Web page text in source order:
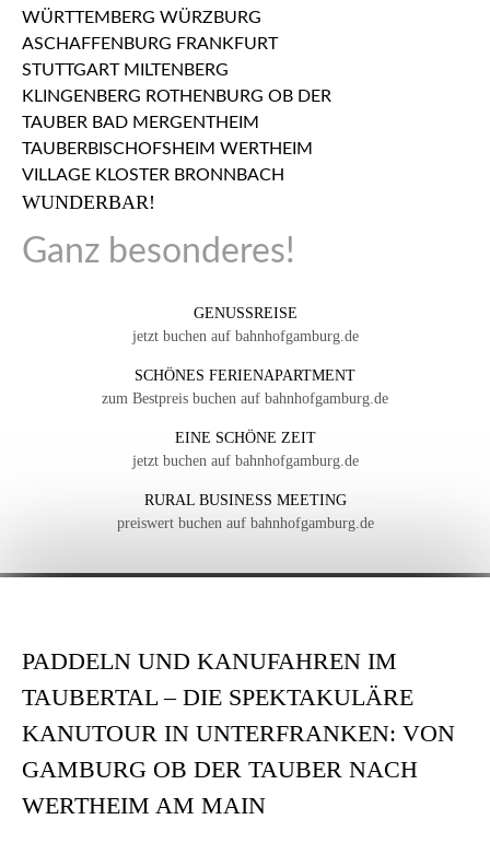
WUNDERBAR!
Ganz besonderes!
GENUSSREISE
jetzt buchen auf bahnhofgamburg.de
SCHÖNES FERIENAPARTMENT
zum Bestpreis buchen auf bahnhofgamburg.de
EINE SCHÖNE ZEIT
jetzt buchen auf bahnhofgamburg.de
RURAL BUSINESS MEETING
preiswert buchen auf bahnhofgamburg.de
PADDELN UND KANUFAHREN IM
TAUBERTAL – DIE SPEKTAKULÄRE
KANUTOUR IN UNTERFRANKEN: VON
GAMBURG OB DER TAUBER NACH
WERTHEIM AM MAIN